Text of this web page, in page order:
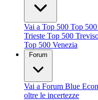
Vai a Top 500 Top
Trieste Top 500
Top 500 Venezia
Forum
Vai a Forum Blue
oltre le incertezze